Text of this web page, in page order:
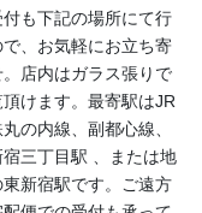
も下記の場所にて行
、お気軽にお立ち寄
。店内はガラス張りで
けます。最寄駅はJR
の内線、副都心線、
三丁目駅 、または地
新宿駅です。ご遠方